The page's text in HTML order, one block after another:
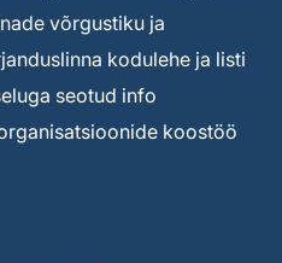
võrgustiku ja
kodulehe ja listi
seotud info
koostöö